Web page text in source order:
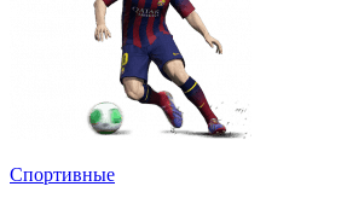
Спортивные